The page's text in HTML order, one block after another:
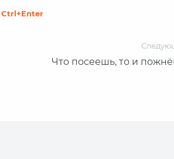
Ctrl+Enter
Что посеешь, то и